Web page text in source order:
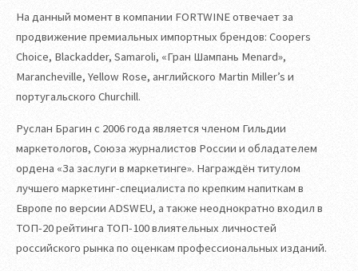
На данный момент в компании FORTWINE отвечает за
продвижение премиальных импортных брендов: Coopers
Choice, Blackadder, Samaroli, «Гран Шампань Menard»,
Marancheville, Yellow Rose, английского Martin Miller’s и
португальского Churchill.
Руслан Брагин с 2006 года является членом Гильдии
маркетологов, Союза журналистов России и обладателем
ордена «За заслуги в маркетинге». Награждён титулом
лучшего маркетинг-специалиста по крепким напиткам в
Европе по версии ADSWEU, а также неоднократно входил в
ТОП-20 рейтинга ТОП-100 влиятельных личностей
российского рынка по оценкам профессиональных изданий.